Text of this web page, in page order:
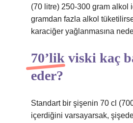
(70 litre) 250-300 gram alkol
gramdan fazla alkol
karaciğer yağlanmasına
70’lik viski kaç
eder?
Standart bir şişenin 70 cl
içerdiğini varsayarsak,